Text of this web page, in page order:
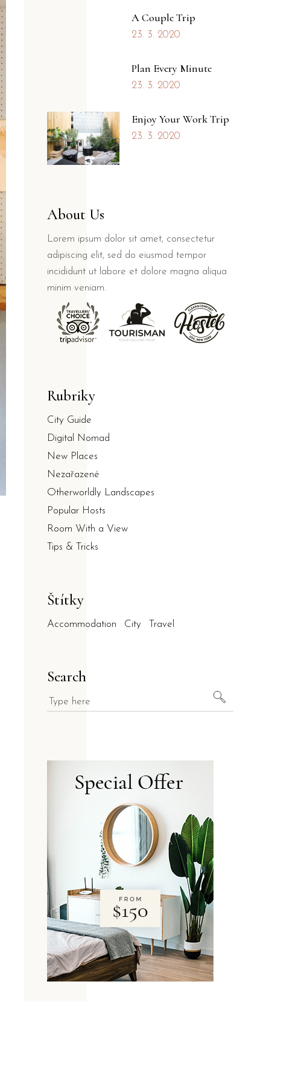
A Couple Trip
23. 3. 2020
Plan Every Minute
23. 3. 2020
Enjoy Your Work Trip
23. 3. 2020
About Us
Lorem ipsum dolor sit amet, consectetur
adipiscing elit, sed do eiusmod tempor
incididunt ut labore et dolore magna aliqua
minim veniam.
Rubriky
City Guide
Digital Nomad
New Places
Nezařazené
Otherworldly Landscapes
Popular Hosts
Room With a View
Tips & Tricks
Štítky
Accommodation City Travel
Search